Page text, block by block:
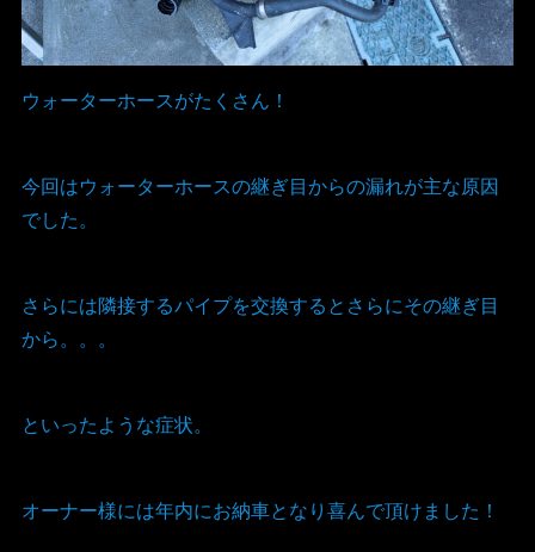
ウォーターホースがたくさん！
今回はウォーターホースの継ぎ目からの漏れが主な原因
でした。
さらには隣接するパイプを交換するとさらにその継ぎ目
から。。。
といったような症状。
オーナー様には年内にお納車となり喜んで頂けました！